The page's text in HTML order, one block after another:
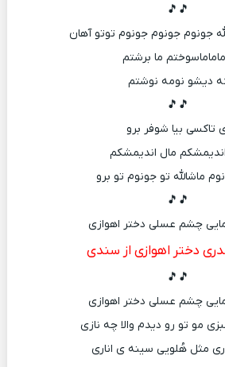
🎵🎵
جونوم جونوم جونوم توتو آهان
ما برشتم
دیشو نومه نوشتم
🎵🎵
تاکسی بیا شوفر برو
مال اندیمشکم
ماشالله تو جونوم تو برو
🎵🎵
چشم عسلی دختر اهوازی
دختر اهوازی از سندی
🎵🎵
چشم عسلی دختر اهوازی
مو تو رو دیدم والا چه نازی
مثل هُلویی سینه ی اناری